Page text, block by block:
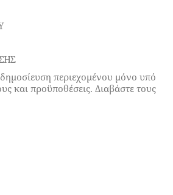
περιεχομένου μόνο υπό
και προϋποθέσεις. Διαβάστε τους